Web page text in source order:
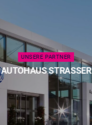
UNSERE PARTNER
AUTOHAUS STRASSER